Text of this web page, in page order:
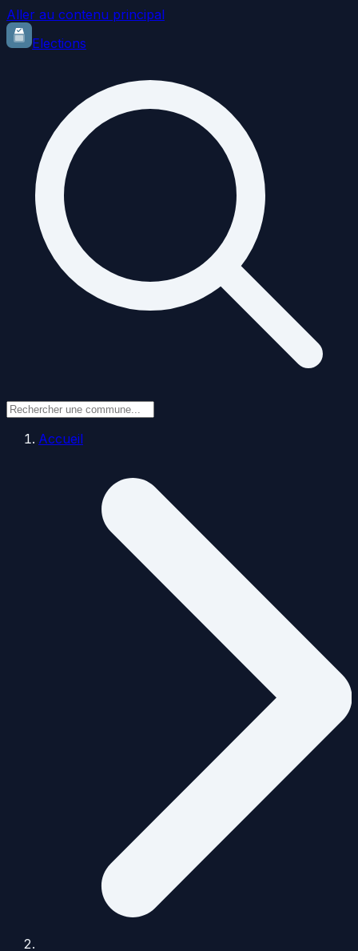
Aller au contenu principal
Elections
Accueil